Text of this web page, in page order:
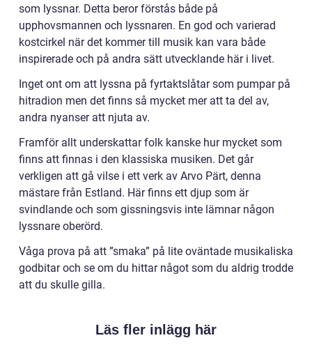
som lyssnar. Detta beror förstås både på
upphovsmannen och lyssnaren. En god och varierad
kostcirkel när det kommer till musik kan vara både
inspirerade och på andra sätt utvecklande här i livet.
Inget ont om att lyssna på fyrtaktslåtar som pumpar på
hitradion men det finns så mycket mer att ta del av,
andra nyanser att njuta av.
Framför allt underskattar folk kanske hur mycket som
finns att finnas i den klassiska musiken. Det går
verkligen att gå vilse i ett verk av Arvo Pärt, denna
mästare från Estland. Här finns ett djup som är
svindlande och som gissningsvis inte lämnar någon
lyssnare oberörd.
Våga prova på att ”smaka” på lite oväntade musikaliska
godbitar och se om du hittar något som du aldrig trodde
att du skulle gilla.
Läs fler inlägg här